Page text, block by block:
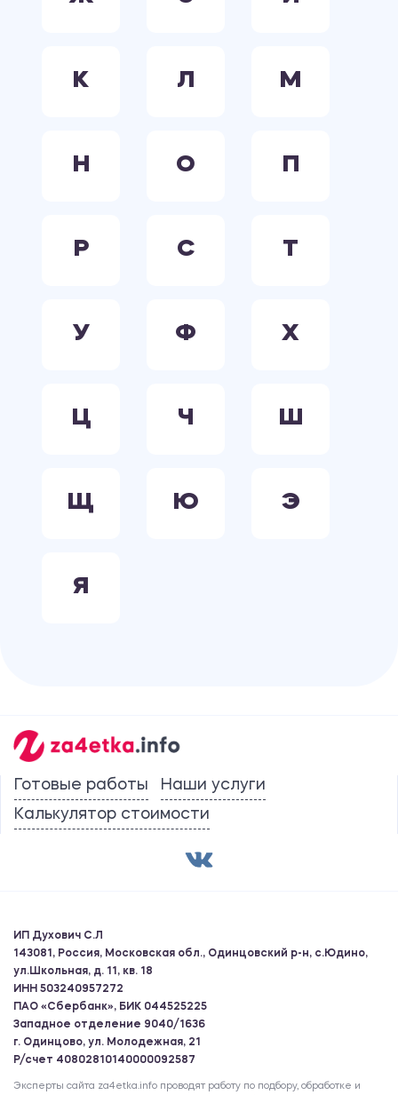
К Л М
Н О П
Р С Т
У Ф Х
Ц Ч Ш
Щ Ю Э
Я
Готовые работы
Наши услуги
Калькулятор стоимости
ИП Духович С.Л
143081, Россия, Московская обл., Одинцовский р-н, с.Юдино,
ул.Школьная, д. 11, кв. 18
ИНН 503240957272
ПАО «Сбербанк», БИК 044525225
Западное отделение 9040/1636
г. Одинцово, ул. Молодежная, 21
Р/счет 40802810140000092587
Эксперты сайта za4etka.info проводят работу по подбору, обработке и